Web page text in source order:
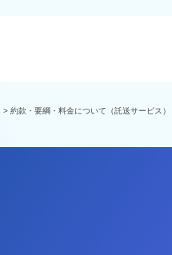
> 約款・要綱・料金について（託送サービス）